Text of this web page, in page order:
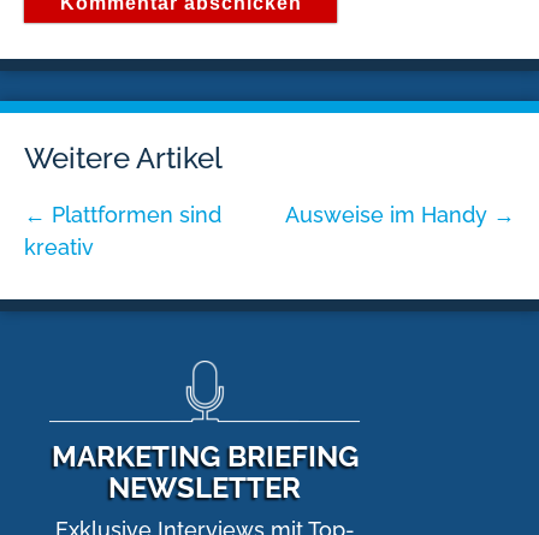
Weitere Artikel
← Plattformen sind
kreativ
Ausweise im Handy →
MARKETING BRIEFING
NEWSLETTER
Exklusive Interviews mit Top-